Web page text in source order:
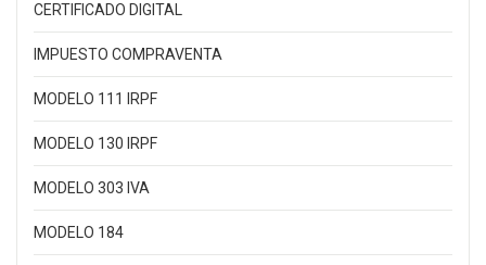
CERTIFICADO DIGITAL
IMPUESTO COMPRAVENTA
MODELO 111 IRPF
MODELO 130 IRPF
MODELO 303 IVA
MODELO 184